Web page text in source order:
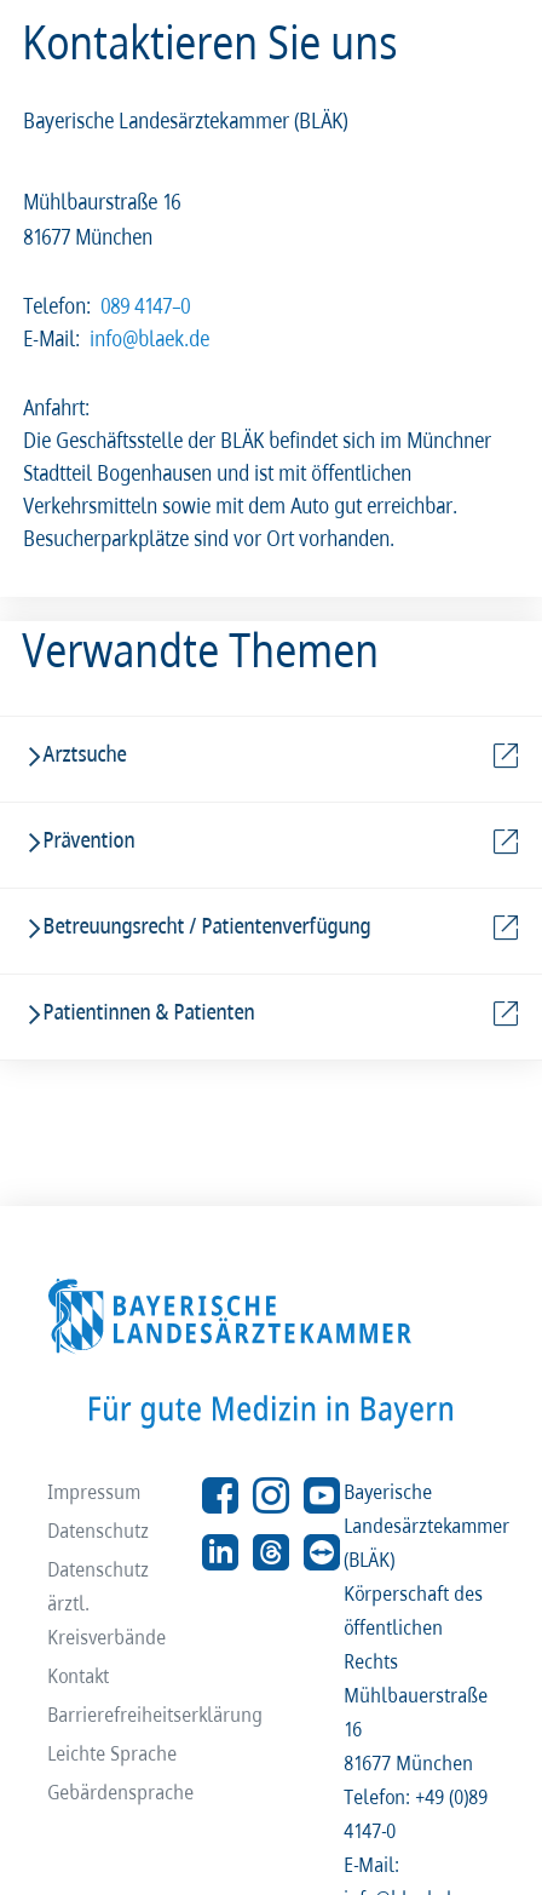
Kontaktieren Sie uns
Bayerische Landesärztekammer (BLÄK)
Mühlbaurstraße 16
81677 München
Telefon: 089 4147–0
E-Mail: info@blaek.de
Anfahrt:
Die Geschäftsstelle der BLÄK befindet sich im Münchner
Stadtteil Bogenhausen und ist mit öffentlichen
Verkehrsmitteln sowie mit dem Auto gut erreichbar.
Besucherparkplätze sind vor Ort vorhanden.
Verwandte Themen
Arztsuche
Prävention
Betreuungsrecht / Patientenverfügung
Patientinnen & Patienten
Impressum
Datenschutz
Datenschutz
ärztl.
Kreisverbände
Kontakt
Barrierefreiheitserklärung
Leichte Sprache
Gebärdensprache
Bayerische
Landesärztekammer
(BLÄK)
Körperschaft des
öffentlichen
Rechts
Mühlbauerstraße
16
81677 München
Telefon: +49 (0)89
4147-0
E-Mail: